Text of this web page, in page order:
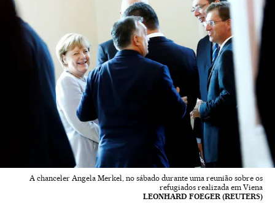
A chanceler Angela Merkel, no sábado durante uma reunião sobre os
refugiados realizada em Viena
LEONHARD FOEGER (REUTERS)